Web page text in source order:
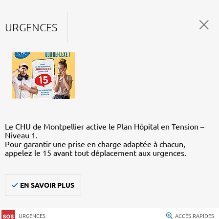
URGENCES
Le CHU de Montpellier active le Plan Hôpital en Tension –
Niveau 1.
Pour garantir une prise en charge adaptée à chacun,
appelez le 15 avant tout déplacement aux urgences.
EN SAVOIR PLUS
URGENCES ACCÈS RAPIDES